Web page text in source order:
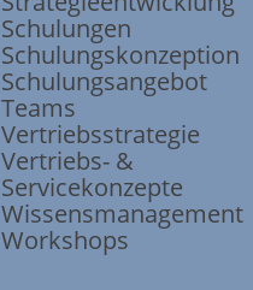
Schulungen
Schulungskonzeption
Schulungsangebot
Teams
Vertriebsstrategie
Vertriebs- &
Servicekonzepte
Wissensmanagement
Workshops